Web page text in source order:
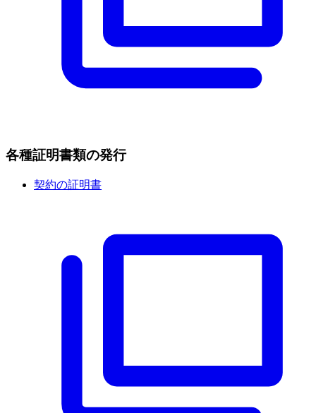
各種証明書類の発行
契約の証明書